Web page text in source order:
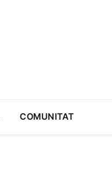
COMUNITAT